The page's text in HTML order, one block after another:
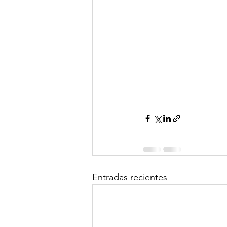
Entradas recientes